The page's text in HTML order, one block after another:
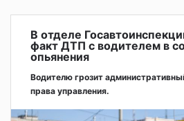
В отделе
факт ДТП с водителем в
опьянения
Водителю грозит
права управления.